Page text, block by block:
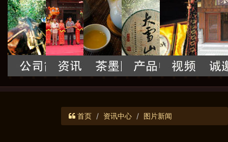
首页 资讯中心 图片新闻